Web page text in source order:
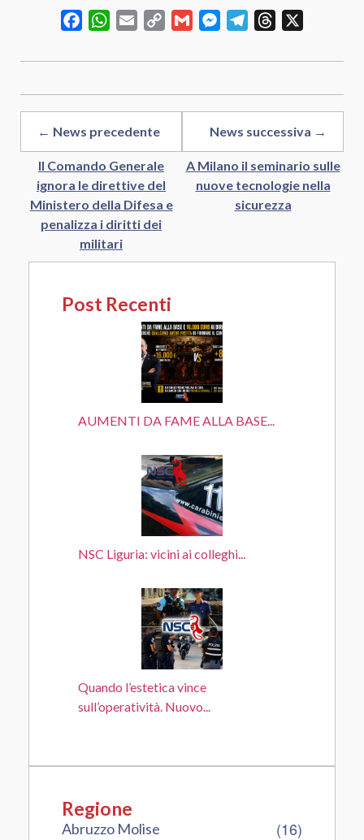
FacebookWhatsApp
Email
Copy
Gmail MessengerTelegramThreads
← News precedente
Il Comando Generale
ignora le direttive del
Ministero della Difesa e
penalizza i diritti dei
militari
News successiva →
A Milano il seminario sulle
nuove tecnologie nella
sicurezza
Post Recenti
AUMENTI DA FAME ALLA BASE...
NSC Liguria: vicini ai colleghi...
Quando l’estetica vince
sull’operatività. Nuovo...
Regione
Abruzzo Molise (16)